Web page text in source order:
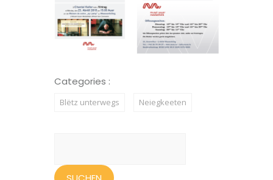
Categories :
Blëtz unterwegs Neiegkeeten